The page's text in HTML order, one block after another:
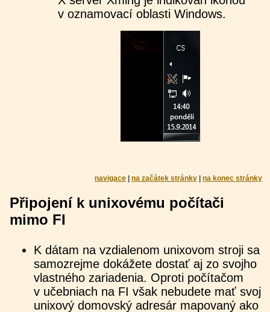
v oznamovací oblasti Windows.
navigace |na začátek stránky |na konec stránky
Připojení k unixovému počítači
mimo FI
K dátam na vzdialenom unixovom stroji sa
samozrejme dokážete dostať aj zo svojho
vlastného zariadenia. Oproti počítačom
v učebniach na FI však nebudete mať svoj
unixový domovský adresár mapovaný ako